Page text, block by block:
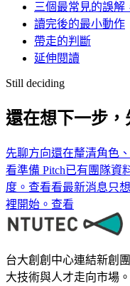
三個最常見的誤解
讀完後的最小動作
帶走的判斷
延伸閱讀
Still deciding
還在想下一步
先聊方向還在釐清角色
看準備 Pitch已有團隊資
度。 查看看最新消息只
裡開始。 查看
台大創創中心連結新創
大技術與人才走向市場。